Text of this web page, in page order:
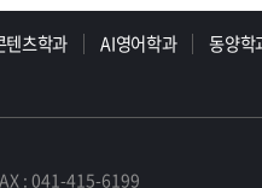
텐츠학과 AI영어학과 동양학
: 041-415-6199